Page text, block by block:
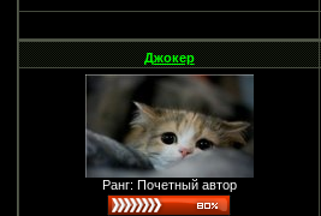
Джокер
Ранг: Почетный автор